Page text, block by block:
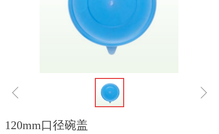
ꁆ ꁇ
120mm口径碗盖